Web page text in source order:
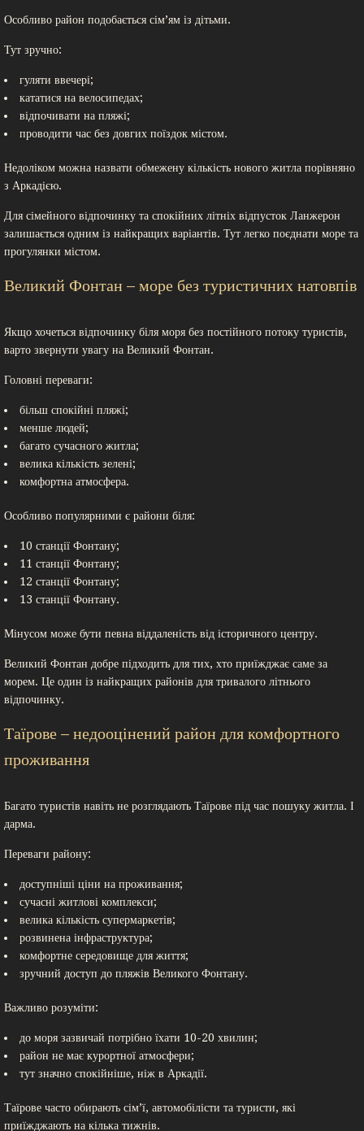
Особливо район подобається сім’ям із дітьми.
Тут зручно:
гуляти ввечері;
кататися на велосипедах;
відпочивати на пляжі;
проводити час без довгих поїздок містом.
Недоліком можна назвати обмежену кількість нового житла порівняно
з Аркадією.
Для сімейного відпочинку та спокійних літніх відпусток Ланжерон
залишається одним із найкращих варіантів. Тут легко поєднати море та
прогулянки містом.
Великий Фонтан – море без туристичних натовпів
Якщо хочеться відпочинку біля моря без постійного потоку туристів,
варто звернути увагу на Великий Фонтан.
Головні переваги:
більш спокійні пляжі;
менше людей;
багато сучасного житла;
велика кількість зелені;
комфортна атмосфера.
Особливо популярними є райони біля:
10 станції Фонтану;
11 станції Фонтану;
12 станції Фонтану;
13 станції Фонтану.
Мінусом може бути певна віддаленість від історичного центру.
Великий Фонтан добре підходить для тих, хто приїжджає саме за
морем. Це один із найкращих районів для тривалого літнього
відпочинку.
Таїрове – недооцінений район для комфортного
проживання
Багато туристів навіть не розглядають Таїрове під час пошуку житла. І
дарма.
Переваги району:
доступніші ціни на проживання;
сучасні житлові комплекси;
велика кількість супермаркетів;
розвинена інфраструктура;
комфортне середовище для життя;
зручний доступ до пляжів Великого Фонтану.
Важливо розуміти:
до моря зазвичай потрібно їхати 10-20 хвилин;
район не має курортної атмосфери;
тут значно спокійніше, ніж в Аркадії.
Таїрове часто обирають сім’ї, автомобілісти та туристи, які
приїжджають на кілька тижнів.